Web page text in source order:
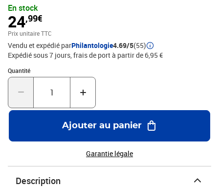
cavité dans le couvercle permet d'ouvrir facilement la boîte. Avec
la boîte archive LOGIK, vous pouvez conserver vos trésors en toute
En stock
24,99€
Prix unitaire TTC
Vendu et expédié parPhilantologie4.69/5(55)
Expédié sous 7 jours, frais de port à partir de 6,95 €
Quantité
Quantité : 1
Ajouter au panier
Garantie légale
Description